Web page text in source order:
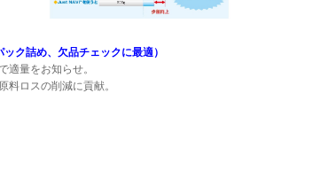
ク詰め、欠品チェックに最適）
適量をお知らせ。
料ロスの削減に貢献。